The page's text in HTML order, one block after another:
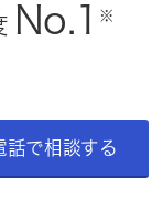
No.1 ※
話で相談する